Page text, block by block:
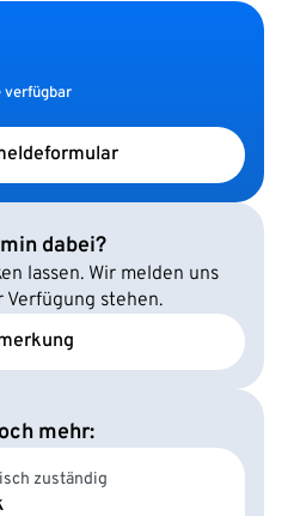
verfügbar
dabei?
lassen. Wir melden uns
Verfügung stehen.
mehr:
zuständig